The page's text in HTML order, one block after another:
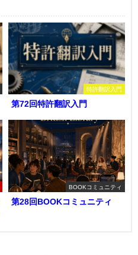
特許翻訳入門
第72回特許翻訳入門
BOOKコミュニティ
第28回BOOKコミュニティ